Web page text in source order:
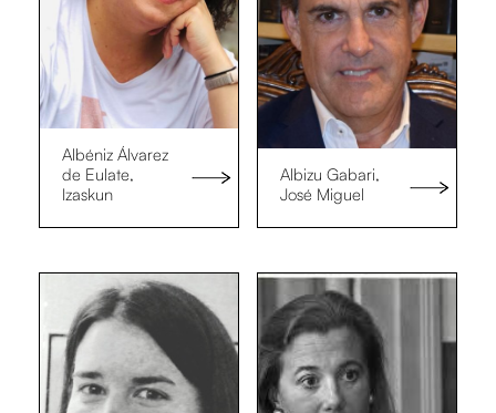
Albéniz Álvarez
de Eulate,
Izaskun
Albizu Gabari,
José Miguel